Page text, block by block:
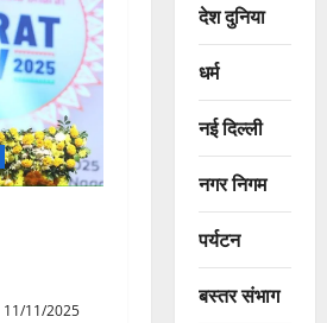
11/11/2025
देश दुनिया
धर्म
नई दिल्ली
नगर निगम
पर्यटन
बस्तर संभाग